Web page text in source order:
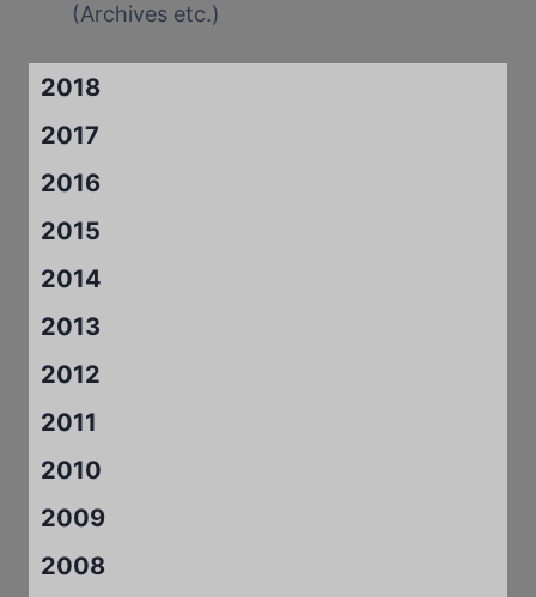
(Archives etc.)
2018
2017
2016
2015
2014
2013
2012
2011
2010
2009
2008